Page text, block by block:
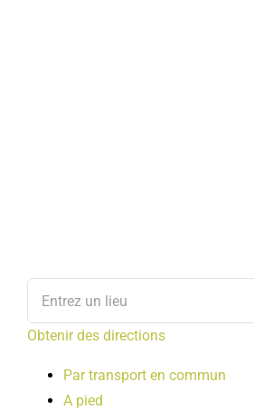
Obtenir des directions
Par transport en commun
A pied